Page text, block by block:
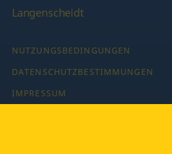
Langenscheidt
NUTZUNGSBEDINGUNGEN
DATENSCHUTZBESTIMMUNGEN
IMPRESSUM